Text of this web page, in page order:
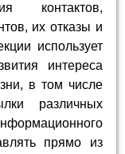
контактов,
их отказы и
использует
интереса
в том числе
различных
прямо из